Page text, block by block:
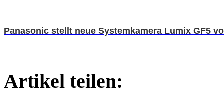
Panasonic stellt neue Systemkamera Lumix GF5
Artikel teilen: